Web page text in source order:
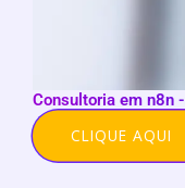
Consultoria em n8n -
CLIQUE AQUI